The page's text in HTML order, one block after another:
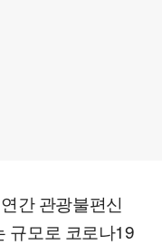
간 관광불편신
규모로 코로나19